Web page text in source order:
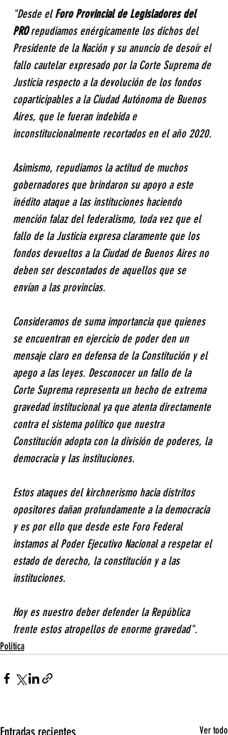
"Desde el Foro Provincial de Legisladores del
PRO repudiamos enérgicamente los dichos del
Presidente de la Nación y su anuncio de desoír el
fallo cautelar expresado por la Corte Suprema de
Justicia respecto a la devolución de los fondos
coparticipables a la Ciudad Autónoma de Buenos
Aires, que le fueran indebida e
inconstitucionalmente recortados en el año 2020.
Asimismo, repudiamos la actitud de muchos
gobernadores que brindaron su apoyo a este
inédito ataque a las instituciones haciendo
mención falaz del federalismo, toda vez que el
fallo de la Justicia expresa claramente que los
fondos devueltos a la Ciudad de Buenos Aires no
deben ser descontados de aquellos que se
envían a las provincias.
Consideramos de suma importancia que quienes
se encuentran en ejercicio de poder den un
mensaje claro en defensa de la Constitución y el
apego a las leyes. Desconocer un fallo de la
Corte Suprema representa un hecho de extrema
gravedad institucional ya que atenta directamente
contra el sistema político que nuestra
Constitución adopta con la división de poderes, la
democracia y las instituciones.
Estos ataques del kirchnerismo hacia distritos
opositores dañan profundamente a la democracia
y es por ello que desde este Foro Federal
instamos al Poder Ejecutivo Nacional a respetar el
estado de derecho, la constitución y a las
instituciones.
Hoy es nuestro deber defender la República
frente estos atropellos de enorme gravedad".
Política
Ver todo